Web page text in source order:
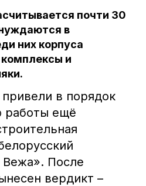
почти 30
в
них корпуса
и
в порядок
работы ещё
Вежа». После
вердикт –